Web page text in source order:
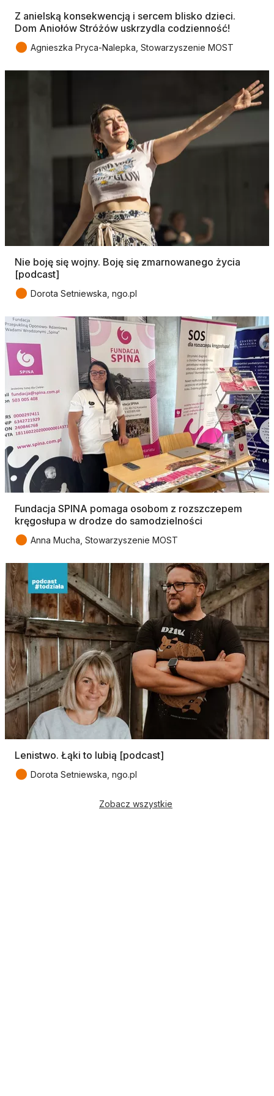
Z anielską konsekwencją i sercem blisko dzieci.
Dom Aniołów Stróżów uskrzydla codzienność!
● Agnieszka Pryca-Nalepka, Stowarzyszenie MOST
Nie boję się wojny. Boję się zmarnowanego życia
[podcast]
● Dorota Setniewska, ngo.pl
Fundacja SPINA pomaga osobom z rozszczepem
kręgosłupa w drodze do samodzielności
● Anna Mucha, Stowarzyszenie MOST
Lenistwo. Łąki to lubią [podcast]
● Dorota Setniewska, ngo.pl
Zobacz wszystkie